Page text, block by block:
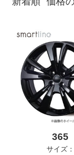
365
サイズ：